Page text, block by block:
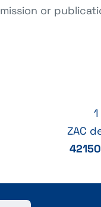
or
ZAC